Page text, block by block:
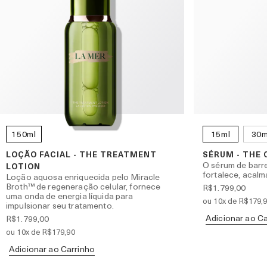
150ml
LOÇÃO FACIAL - THE TREATMENT
LOTION
Loção aquosa enriquecida pelo Miracle
Broth™ de regeneração celular, fornece
uma onda de energia líquida para
impulsionar seu tratamento.
R$1.799,00
ou 10x de R$179,90
Adicionar ao Carrinho
15ml
SÉRUM - THE
O sérum de
fortalece,
R$1.799,00
ou 10x de
Adicionar ao